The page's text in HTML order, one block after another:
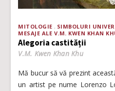
MITOLOGIE SIMBOLURI
MESAJE ALE V.M. KWEN KHAN
Alegoria castității
V.M. Kwen Khan Khu
Mă bucur să vă prezint
un artist pe nume Lorenzo